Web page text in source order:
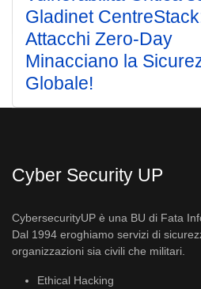
Gladinet
Attacchi Zero-Day
Minacciano la
Globale!
Cyber Security UP
CybersecurityUP è una BU di Fata
Dal 1994 eroghiamo servizi di
organizzazioni sia civili che militari.
Ethical Hacking